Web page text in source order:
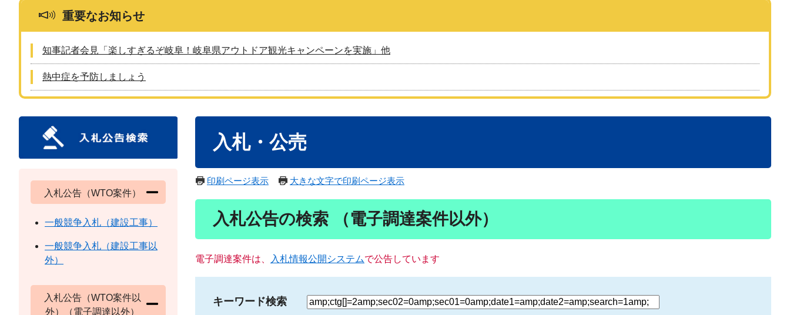
重要なお知らせ
知事記者会見「楽しすぎるぞ岐阜！岐阜県アウトドア観光キャンペーンを実施」他
熱中症を予防しましょう
入札・公売
印刷ページ表示 大きな文字で印刷ページ表示
入札公告の検索 （電子調達案件以外）
電子調達案件は、 入札情報公開システムで公告しています
キーワード検索
検
入札公告（WTO案件）
一般競争入札（建設工事）
一般競争入札（建設工事以
外）
入札公告（WTO案件以
外）（電子調達以外）